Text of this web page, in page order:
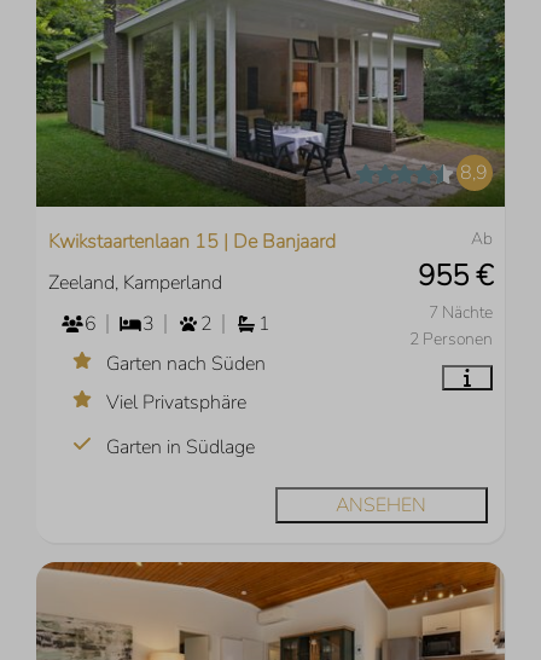
8,9
Ab
955 €
7 Nächte
2 Personen
Kwikstaartenlaan 15 | De Banjaard
Zeeland, Kamperland
6
3 2
1
Garten nach Süden
Viel Privatsphäre
Garten in Südlage
ANSEHEN